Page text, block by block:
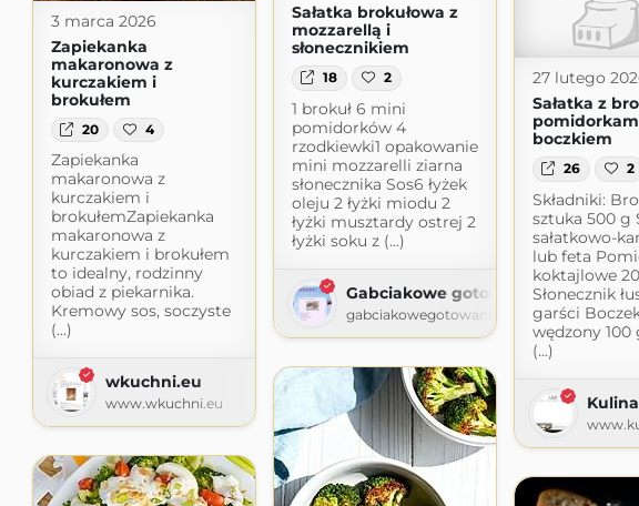
Sałatka brokułowa z
mozzarellą i
słonecznikiem
18 2
1 brokuł 6 mini
pomidorków 4
rzodkiewki1 opakowanie
mini mozzarelli ziarna
słonecznika Sos6 łyżek
oleju 2 łyżki miodu 2
łyżki musztardy ostrej 2
łyżki soku z (...)
Gabciakowe gotowanie
gabciakowegotowanie24.blogspot.com
3 marca 2026
Zapiekanka
makaronowa z
kurczakiem i
brokułem
20 4
Zapiekanka
makaronowa z
kurczakiem i
brokułemZapiekanka
makaronowa z
kurczakiem i brokułem
to idealny, rodzinny
obiad z piekarnika.
Kremowy sos, soczyste
(...)
wkuchni.eu
www.wkuchni.eu
27 lutego
Sałatka z
boczkiem
26 2
Składniki:
sztuka 500 g
sałatkowo-
lub feta
koktajlowe
Słonecznik
garści
wędzony 100
(...)